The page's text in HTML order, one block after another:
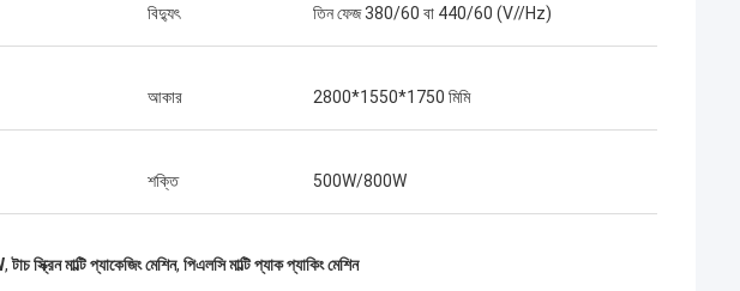
বিদ্যুৎ তিন ফেজ 380/60 বা 440/60 (V//Hz)
আকার 2800*1550*1750 মিমি
শক্তি 500W/800W
,টাচ স্ক্রিন মাল্টি প্যাকেজিং মেশিন, পিএলসি মাল্টি প্যাক প্যাকিং মেশিন